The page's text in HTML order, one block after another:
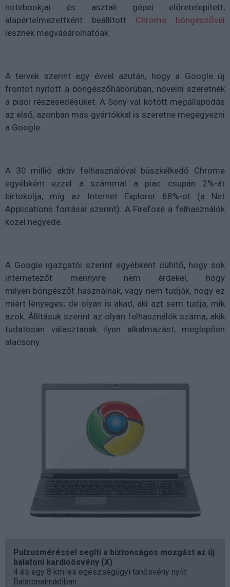
notebookjai és asztali gépei előretelepített,
alapértelmezettként beállított Chrome böngészővel
lesznek megvásárolhatóak.
A tervek szerint egy évvel azután, hogy a Google új
frontot nyitott a böngészőháborúban, növelni szeretnék
a piaci részesedésüket. A Sony-val kötött megállapodás
az első, azonban más gyártókkal is szeretne megegyezni
a Google.
A 30 millió aktív felhasználóval büszkélkedő Chrome
egyébként ezzel a számmal a piac csupán 2%-át
birtokolja, míg az Internet Explorer 68%-ot (a Net
Applications forrásai szerint). A Firefoxé a felhasználók
közel negyede.
A Google igazgatói szerint egyébként dühítő, hogy sok
internetezőt mennyire nem érdekel, hogy
milyen böngészőt használnak, vagy nem tudják, hogy ez
miért lényeges; de olyan is akad, aki azt sem tudja, mik
azok. Állításuk szerint az olyan felhasználók száma, akik
tudatosan választanak ilyen alkalmazást, meglepően
alacsony.
Pulzusméréssel segíti a biztonságos mozgást az új
balatoni kardioösvény (X)
4 és egy 8 km-es egészségügyi tanösvény nyílt
Balatonalmádiban.